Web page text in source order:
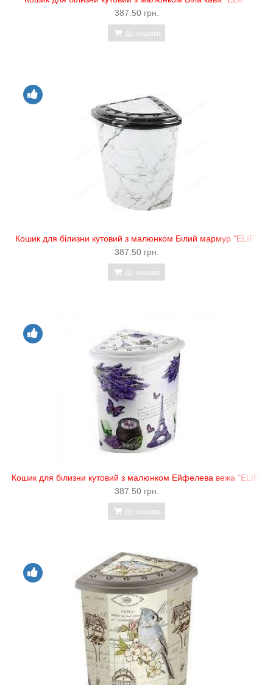
387.50 грн.
До кошика
Кошик для білизни кутовий з малюнком Білий мармур "ELIF"
387.50 грн.
До кошика
Кошик для білизни кутовий з малюнком Ейфелева вежа "ELIF"
387.50 грн.
До кошика